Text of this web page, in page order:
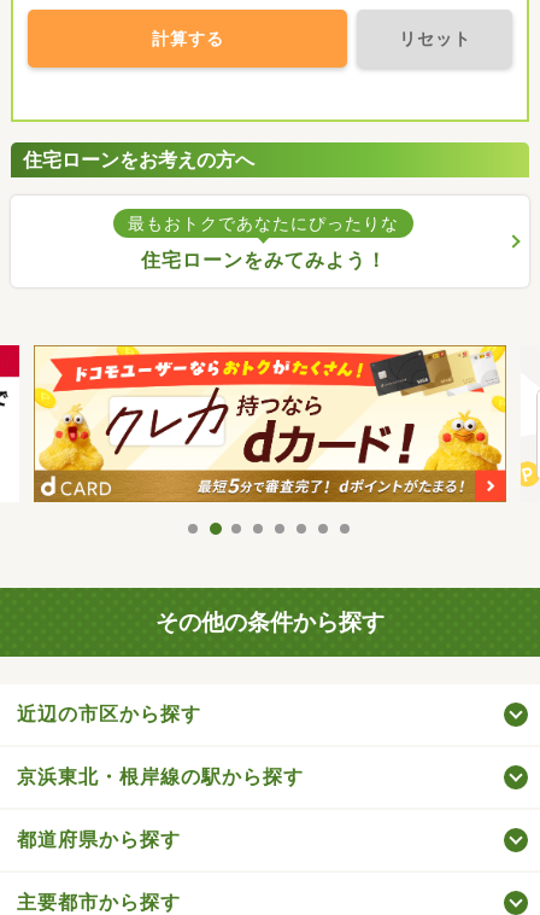
計算する リセット
住宅ローンをお考えの方へ
最もおトクであなたにぴったりな
住宅ローンをみてみよう！
その他の条件から探す
近辺の市区から探す
京浜東北・根岸線の駅から探す
都道府県から探す
主要都市から探す